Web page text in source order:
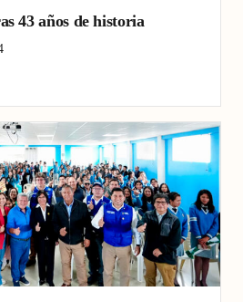
43 años de historia